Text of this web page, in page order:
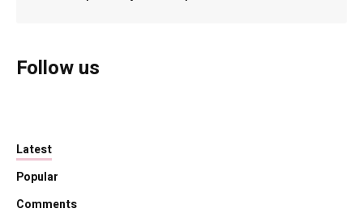
Follow us
Latest
Popular
Comments